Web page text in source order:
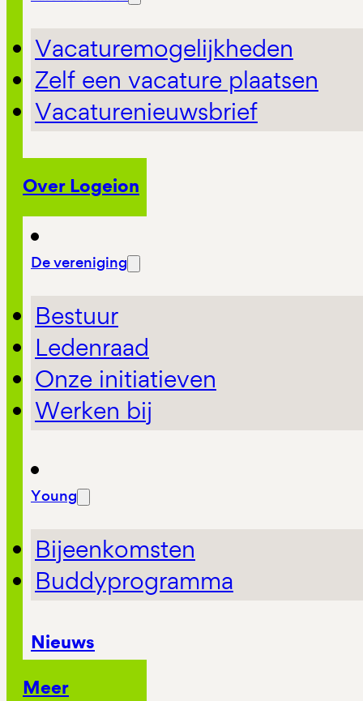
Vacaturemogelijkheden
Zelf een vacature plaatsen
Vacaturenieuwsbrief
Over Logeion
De vereniging
Bestuur
Ledenraad
Onze initiatieven
Werken bij
Young
Bijeenkomsten
Buddyprogramma
Nieuws
Meer